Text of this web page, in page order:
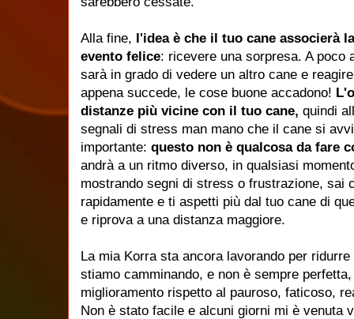
Alla fine, l'idea è che il tuo cane associerà
evento felice: ricevere una sorpresa. A poco
sarà in grado di vedere un altro cane e
appena succede, le cose buone accadono!
distanze più vicine con il tuo cane, quindi
segnali di stress man mano che il cane si
importante: questo non è qualcosa da fare
andrà a un ritmo diverso, in qualsiasi
mostrando segni di stress o frustrazione, sai
rapidamente e ti aspetti più dal tuo cane di
e riprova a una distanza maggiore.
La mia Korra sta ancora lavorando per
stiamo camminando, e non è sempre
miglioramento rispetto al pauroso, faticoso,
Non è stato facile e alcuni giorni mi è venuta